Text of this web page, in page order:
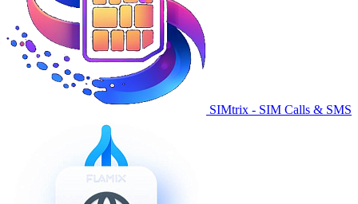
SIMtrix - SIM Calls & SMS